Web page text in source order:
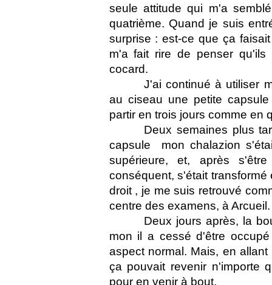
seule attitude qui m'a
quatrième. Quand je suis
surprise : est-ce que ça
m'a fait rire de penser
cocard.
J'ai continué à utiliser
au ciseau une petite
partir en trois jours comme en
Deux semaines plus
capsule  mon chalazion
supérieure, et, après
conséquent, s'était transformé
droit , je me suis retrouvé
centre des examens, à Arcueil.
Deux jours après, la
mon il a cessé d'être
aspect normal. Mais, en
ça pouvait revenir n'importe
pour en venir à bout.